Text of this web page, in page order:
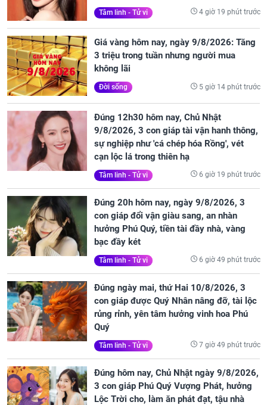
Tâm linh - Tử vi 4 giờ 19 phút trước
Giá vàng hôm nay, ngày 9/8/2026: Tăng
3 triệu trong tuần nhưng người mua
không lãi
Đời sống 5 giờ 14 phút trước
Đúng 12h30 hôm nay, Chủ Nhật
9/8/2026, 3 con giáp tài vận hanh thông,
sự nghiệp như 'cá chép hóa Rồng', vét
cạn lộc lá trong thiên hạ
Tâm linh - Tử vi 6 giờ 19 phút trước
Đúng 20h hôm nay, ngày 9/8/2026, 3
con giáp đổi vận giàu sang, an nhàn
hưởng Phú Quý, tiền tài đầy nhà, vàng
bạc đầy két
Tâm linh - Tử vi 6 giờ 49 phút trước
Đúng ngày mai, thứ Hai 10/8/2026, 3
con giáp được Quý Nhân nâng đỡ, tài lộc
rủng rỉnh, yên tâm hưởng vinh hoa Phú
Quý
Tâm linh - Tử vi 7 giờ 49 phút trước
Đúng hôm nay, Chủ Nhật ngày 9/8/2026,
3 con giáp Phú Quý Vượng Phát, hưởng
Lộc Trời cho, làm ăn phát đạt, tậu nhà